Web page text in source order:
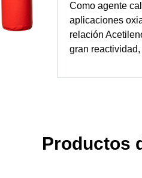
Como agente
aplicaciones
relación
gran
Productos